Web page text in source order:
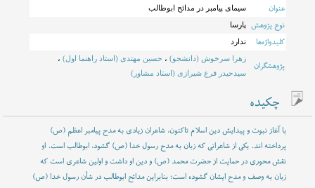
عنوان سیمای پیامبر در مدائح ابوطالب
نوع پژوهش پارسا
کلیدواژه‌ها ندارد
پژوهشگران زهرا سرخوش (دانشجو) ، حسین مهتدی (استاد راهنما اول) ،
سیدحیدر فرع شیرازی (استاد مشاور)
چکیده
با آغاز نبوت و پیدایش دین اسلام تاکنون، شاعران زیادی به مدح پیامبر اعظم (ص)
پرداخته اند. یکی از شاعرانی که زبان به مدح رسول خدا (ص) گشود، ابوطالب است. او
نقش محوری در حمایت از حضرت محمد (ص) و دین او داشت و اولین شاعری است که
زبان به وصف و مدح ایشان گشوده است؛ بنابراین مدائح ابوطالب در شأن رسول خدا (ص)